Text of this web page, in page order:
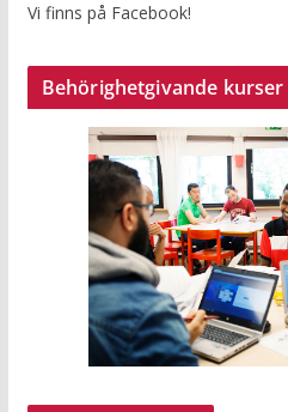
Vi finns på Facebook!
Behörighetgivande kurser